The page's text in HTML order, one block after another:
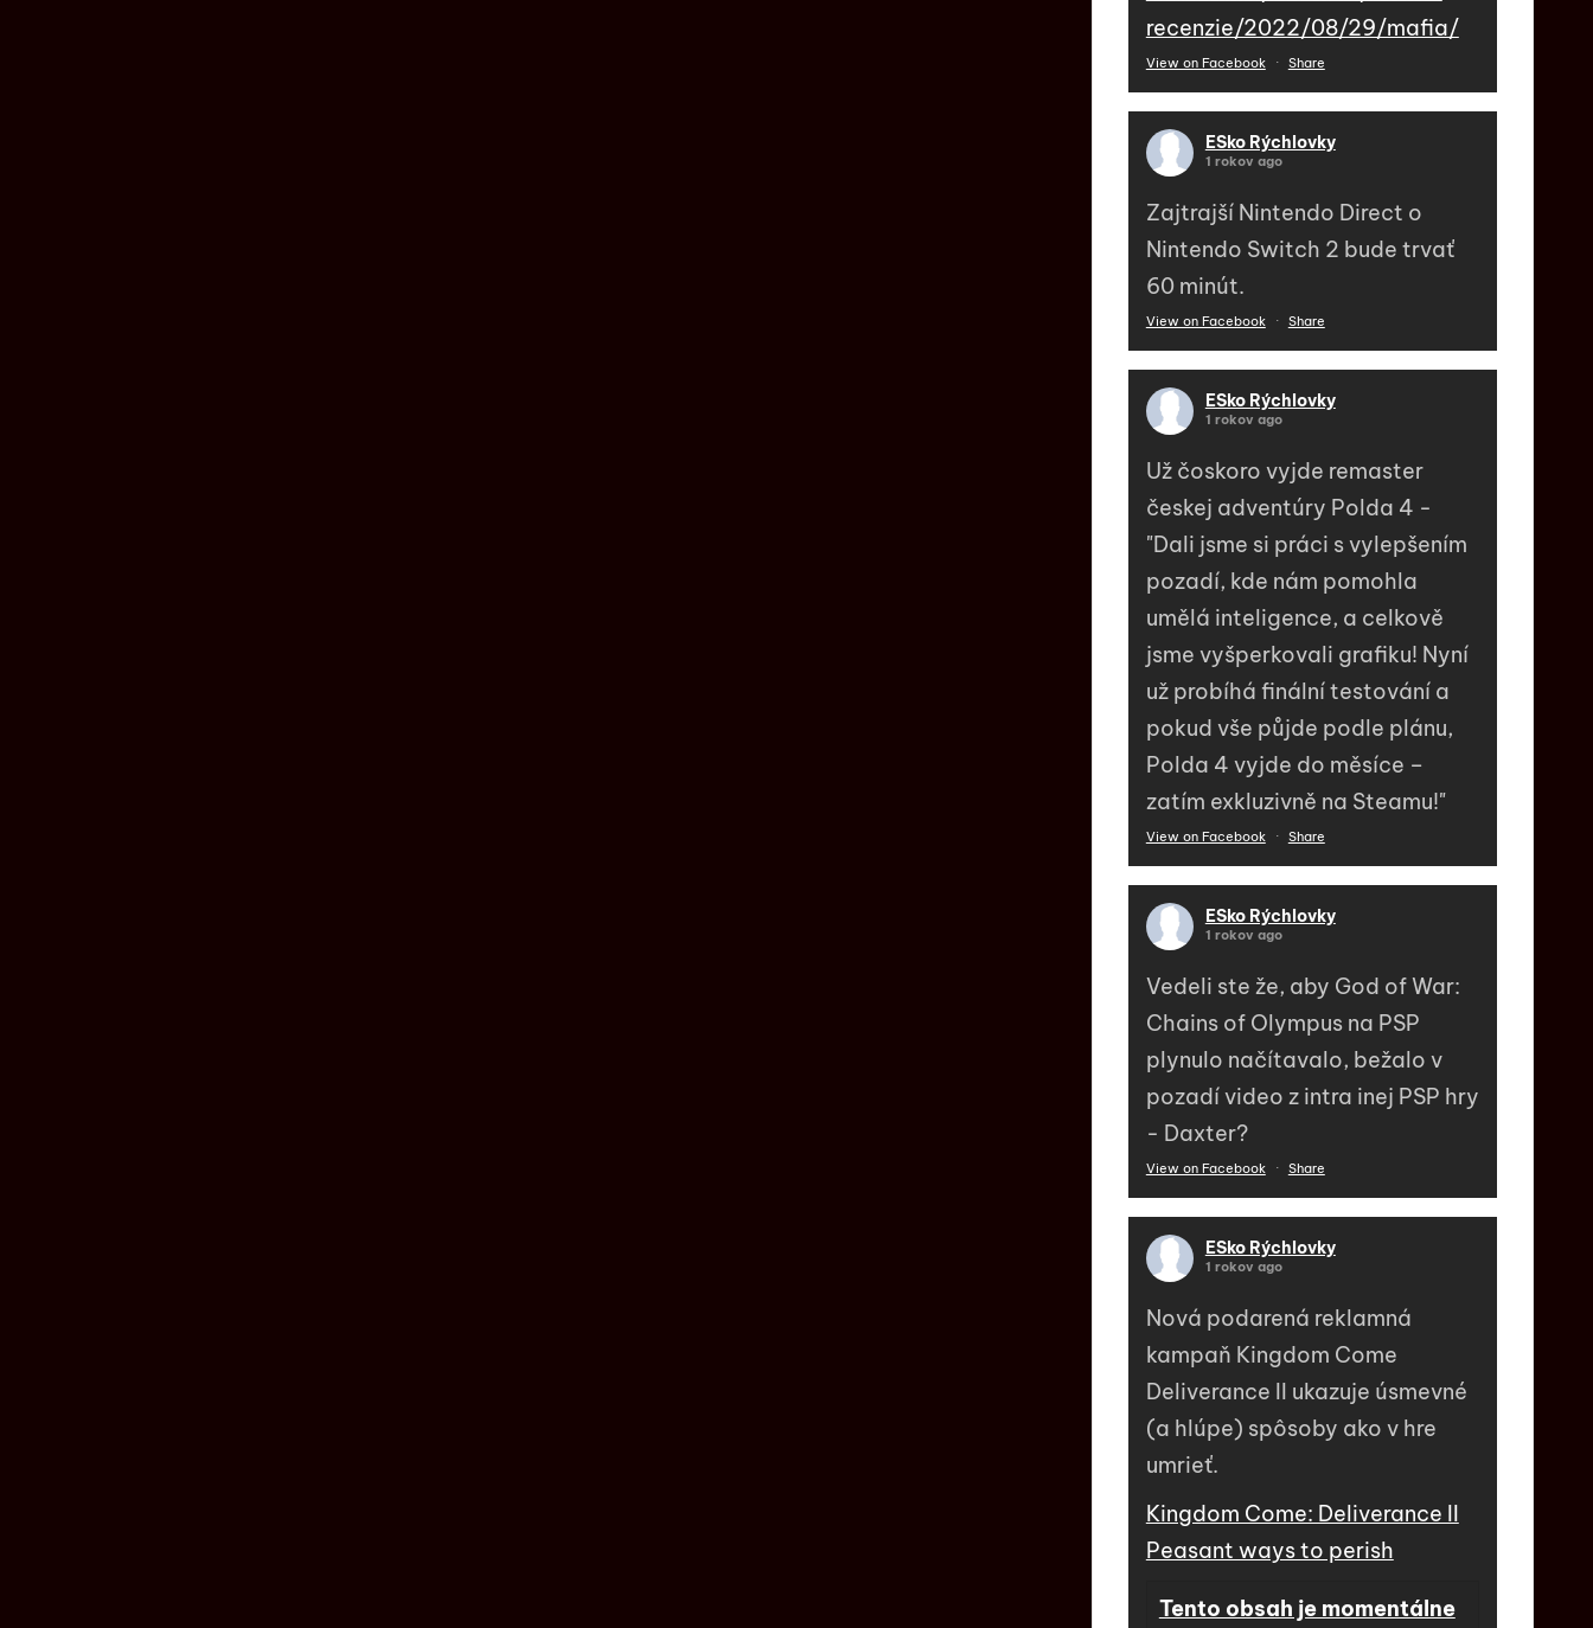
recenzie/2022/08/29/mafia/
View on Facebook · Share
ESko Rýchlovky
1 rokov ago
Zajtrajší Nintendo Direct o
Nintendo Switch 2 bude trvať
60 minút.
View on Facebook · Share
ESko Rýchlovky
1 rokov ago
Už čoskoro vyjde remaster
českej adventúry Polda 4 -
"Dali jsme si práci s vylepšením
pozadí, kde nám pomohla
umělá inteligence, a celkově
jsme vyšperkovali grafiku! Nyní
už probíhá finální testování a
pokud vše půjde podle plánu,
Polda 4 vyjde do měsíce –
zatím exkluzivně na Steamu!"
View on Facebook · Share
ESko Rýchlovky
1 rokov ago
Vedeli ste že, aby God of War:
Chains of Olympus na PSP
plynulo načítavalo, bežalo v
pozadí video z intra inej PSP hry
- Daxter?
View on Facebook · Share
ESko Rýchlovky
1 rokov ago
Nová podarená reklamná
kampaň Kingdom Come
Deliverance II ukazuje úsmevné
(a hlúpe) spôsoby ako v hre
umrieť.
Kingdom Come: Deliverance II
Peasant ways to perish
Tento obsah je momentálne